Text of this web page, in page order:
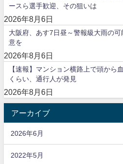
ースら選手歓迎、その狙いは
2026年8月6日
大阪府、あす7日昼～警報級大雨の
意を
2026年8月6日
【速報】マンション横路上で頭か
くらい、通行人が発見
2026年8月6日
アーカイブ
2026年6月
2022年5月